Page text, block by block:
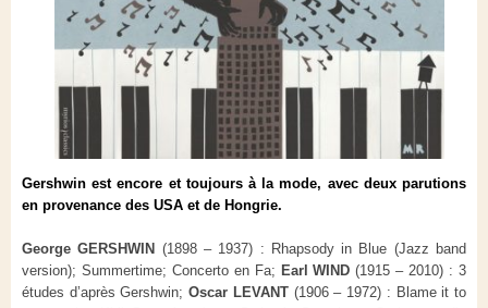
Gershwin est encore et toujours à la mode, avec deux parutions
en provenance des USA et de Hongrie.
George GERSHWIN (1898 – 1937) : Rhapsody in Blue (Jazz band
version); Summertime; Concerto en Fa; Earl WIND (1915 – 2010) : 3
études d’après Gershwin;Oscar LEVANT(1906 – 1972) : Blame it to